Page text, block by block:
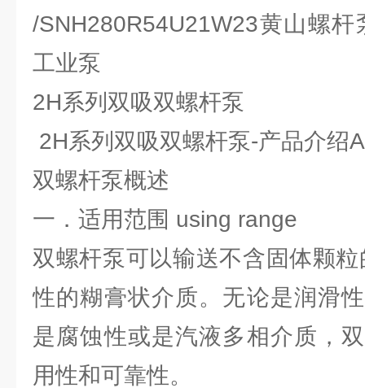
/SNH280R54U21W23黄山螺
工业泵
2H系列双吸双螺杆泵
2H系列双吸双螺杆泵-产品介绍
双螺杆泵概述
一．适用范围 using range
双螺杆泵可以输送不含固体颗
性的糊膏状介质。无论是润滑
是腐蚀性或是汽液多相介质，
用性和可靠性。